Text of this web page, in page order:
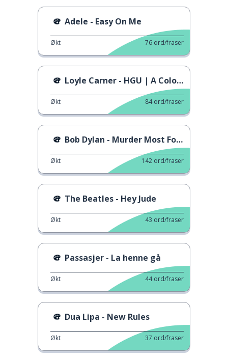
Adele - Easy On Me
Økt 76 ord/fraser
Loyle Carner - HGU | A Colors Show
Økt 84 ord/fraser
Bob Dylan - Murder Most Fouls
Økt 142 ord/fraser
The Beatles - Hey Jude
Økt 43 ord/fraser
Passasjer - La henne gå
Økt 44 ord/fraser
Dua Lipa - New Rules
Økt 37 ord/fraser